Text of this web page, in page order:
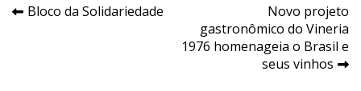
Navegação
Bloco da Solidariedade
Novo projeto
gastronômico do Vineria
1976 homenageia o Brasil e
seus vinhos